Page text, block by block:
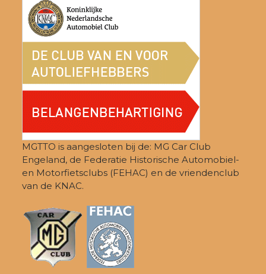
MGTTO is aangesloten bij de: MG Car Club
Engeland, de Federatie Historische Automobiel-
en Motorfietsclubs (FEHAC) en de vriendenclub
van de KNAC.